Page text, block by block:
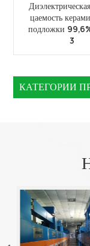
цаемость
подложки
3
КАТЕГОРИИ